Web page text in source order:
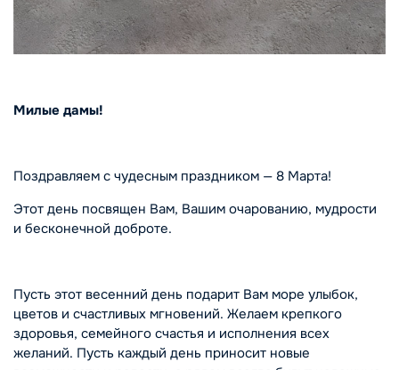
Милые дамы!
Поздравляем с чудесным праздником — 8 Марта!
Этот день посвящен Вам, Вашим очарованию, мудрости
и бесконечной доброте.
Пусть этот весенний день подарит Вам море улыбок,
цветов и счастливых мгновений. Желаем крепкого
здоровья, семейного счастья и исполнения всех
желаний. Пусть каждый день приносит новые